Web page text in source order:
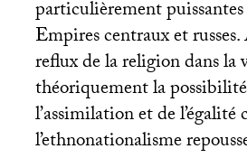
particulièrement puissantes
Empires centraux et
reflux de la religion dans
théoriquement la
l’assimilation et de l’égalité
l’ethnonationalisme